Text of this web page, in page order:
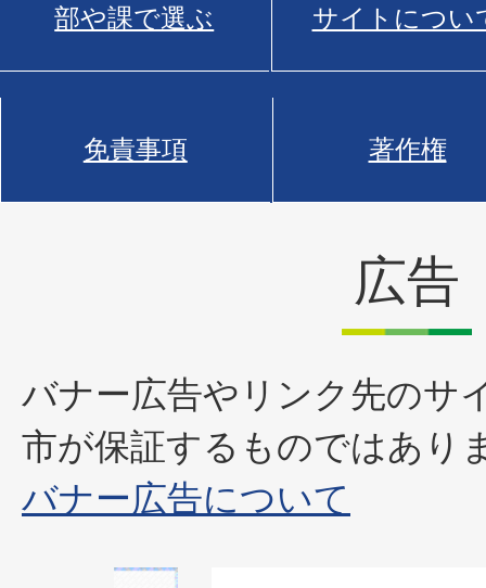
部や課で選ぶ サイトについ
免責事項 著作権
広告
バナー広告やリンク先のサ
市が保証するものではあり
バナー広告について